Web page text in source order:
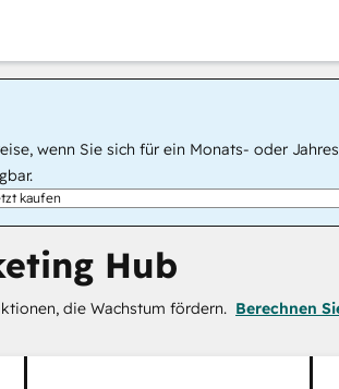
wenn Sie sich für ein Monats- oder
kaufen
Hub
die Wachstum fördern. Berechnen